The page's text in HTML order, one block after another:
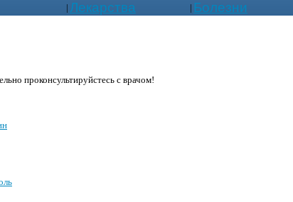
| Лекарства | Болезни
проконсультируйстесь с врачом!